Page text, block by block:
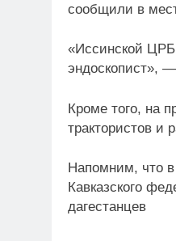
сообщили в
«Иссинской ЦРБ
эндоскопист»,
Кроме того, на
трактористов и
Напомним, что в
Кавказского
дагестанцев